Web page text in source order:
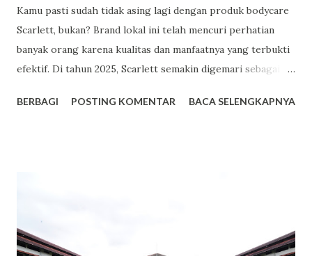
Kamu pasti sudah tidak asing lagi dengan produk bodycare
Scarlett, bukan? Brand lokal ini telah mencuri perhatian
banyak orang karena kualitas dan manfaatnya yang terbukti
efektif. Di tahun 2025, Scarlett semakin digemari sebagai
alasan mengapa Scarlett menjadi tren bodycare yang patut
harga tersebut, kamu sudah mendapatkan produk
berkualitas dengan manfaat maksimal. 2. Varian Aroma yang
BERBAGI POSTING KOMENTAR BACA SELENGKAPNYA